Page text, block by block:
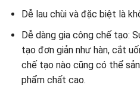
Dễ lau chùi và đặc biệt là
Dễ dàng gia công chế tạo:
tạo đơn giản như hàn, cắt
chế tạo nào cũng có thể
phẩm chất cao.